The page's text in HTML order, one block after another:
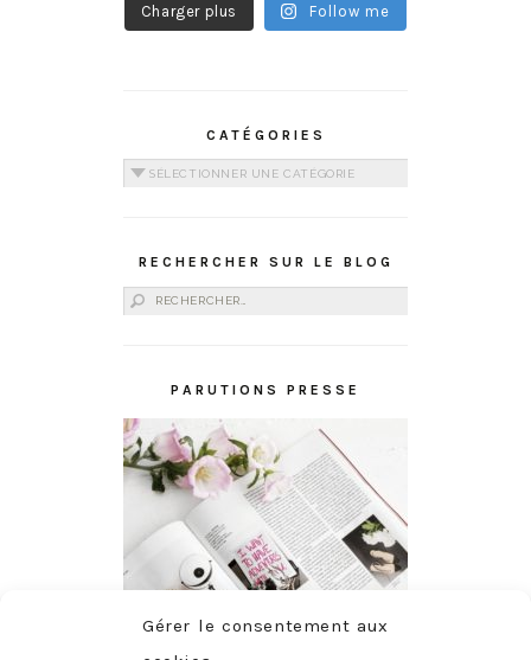
Gérer le consentement aux
Charger plus Follow me
CATÉGORIES
Catégories
RECHERCHER SUR LE BLOG
Rechercher :
PARUTIONS PRESSE